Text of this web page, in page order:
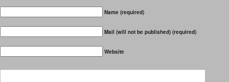
Name (required)
Mail (will not be published) (required)
Website